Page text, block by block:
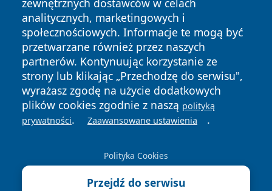
zewnętrznych dostawców w celach
analitycznych, marketingowych i
społecznościowych. Informacje te mogą być
przetwarzane również przez naszych
partnerów. Kontynuując korzystanie ze
strony lub klikając „Przechodzę do serwisu",
wyrażasz zgodę na użycie dodatkowych
plików cookies zgodnie z naszą polityką
prywatności. Zaawansowane ustawienia .
Polityka Cookies
Przejdź do serwisu
Copyright © 2026 nowosadecki24.pl Wszystkie prawa
zastrzeżone.
News Autorzy
Polityka
Prywatności
Polityka
Cookies